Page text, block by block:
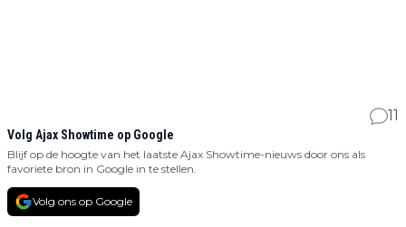
11
Volg Ajax Showtime op Google
Blijf op de hoogte van het laatste Ajax Showtime-nieuws door ons als
favoriete bron in Google in te stellen.
Volg ons op Google